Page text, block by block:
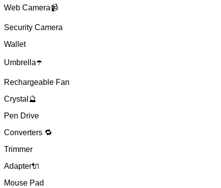
Web Camera📹
Security Camera
Wallet
Umbrella☂️
Rechargeable Fan
Crystal🔮
Pen Drive
Converters 🔁
Trimmer
Adapter🔌
Mouse Pad